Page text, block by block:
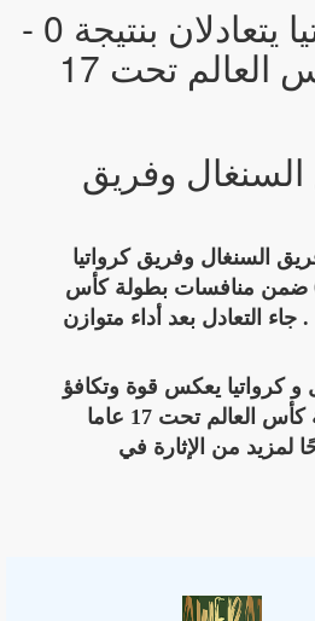
السنغال و كرواتيا يتعادلان بنتيجة 0 -
0 في بطولة كأس العالم تحت 17
وفريق
السنغال وفريق كرواتيا
بالتعادل بنتيجة 0 - 0 ضمن منافسات بطولة كأس
تحت 17 عاما . جاء التعادل بعد أداء متوازن
و كرواتيا يعكس قوة وتكافؤ
المنافسة في بطولة كأس العالم تحت 17 عاما
لمزيد من الإثارة في